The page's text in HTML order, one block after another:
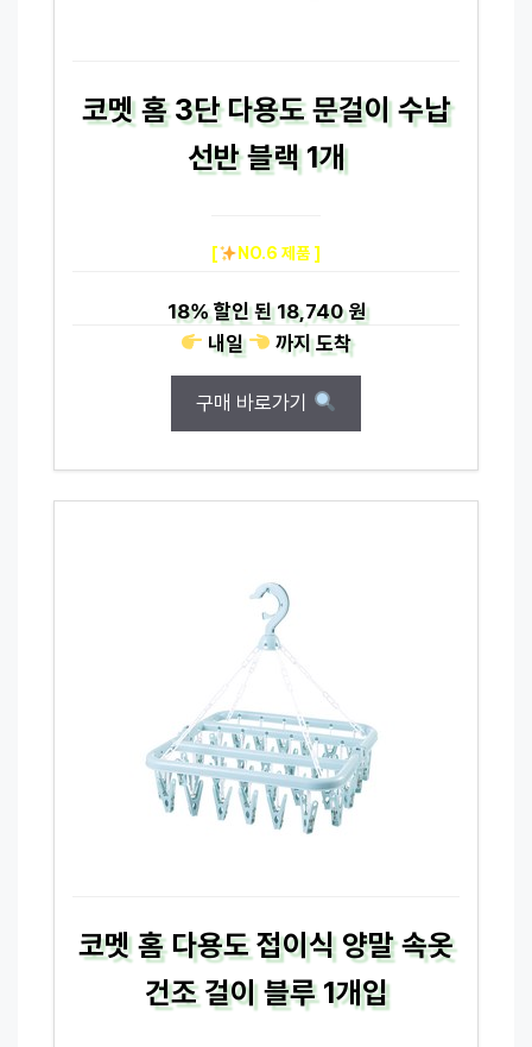
코멧 홈 3단 다용도 문걸이 수납
선반 블랙 1개
[ NO.6 제품 ]
18%할인 된18,740 원
내일
까지도착
구매 바로가기
코멧 홈 다용도 접이식 양말 속옷
건조 걸이 블루 1개입